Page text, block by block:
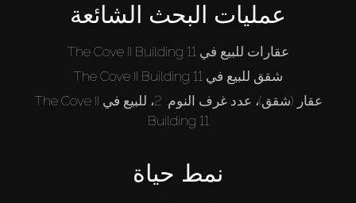
عمليات البحث الشائعة
عقارات للبيع في The Cove II Building 11
شقق للبيع في The Cove II Building 11
عقار (شقق)، عدد غرف النوم: 2، للبيع في The Cove II
Building 11
نمط حياة